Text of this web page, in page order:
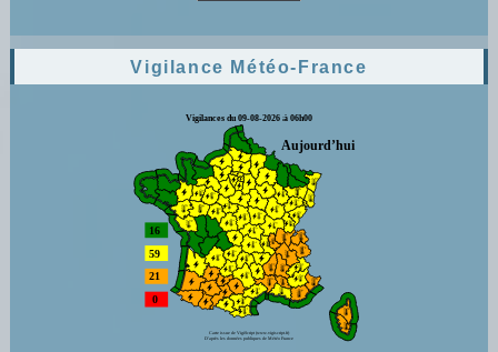
Vigilance Météo-France